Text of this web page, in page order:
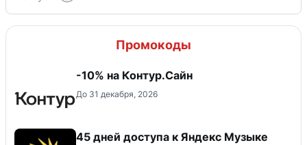
Промокоды
-10% на Контур.Сайн
До 31 декабря, 2026
45 дней доступа к Яндекс Музыке